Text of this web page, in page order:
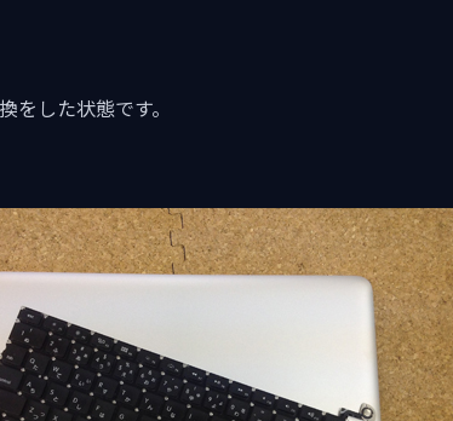
をした状態です。